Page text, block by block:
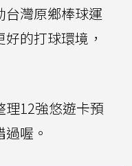
台灣原鄉棒球運
的打球環境，
12強悠遊卡預
喔。